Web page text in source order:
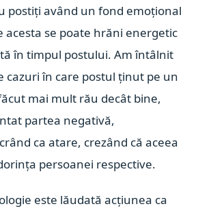
postiți având un fond emoțional
acesta se poate hrăni energetic
în timpul postului. Am întâlnit
cazuri în care postul ținut pe un
mai mult rău decât bine,
partea negativă,
ca atare, crezând că aceea
persoanei respective.
este lăudată acțiunea ca